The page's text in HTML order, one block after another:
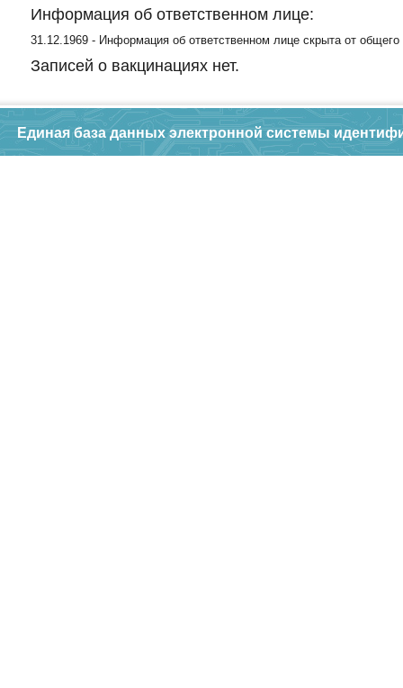
Информация об ответственном лице:
31.12.1969 - Информация об ответственном лице скрыта от общего
Записей о вакцинациях нет.
Единая база данных электронной системы